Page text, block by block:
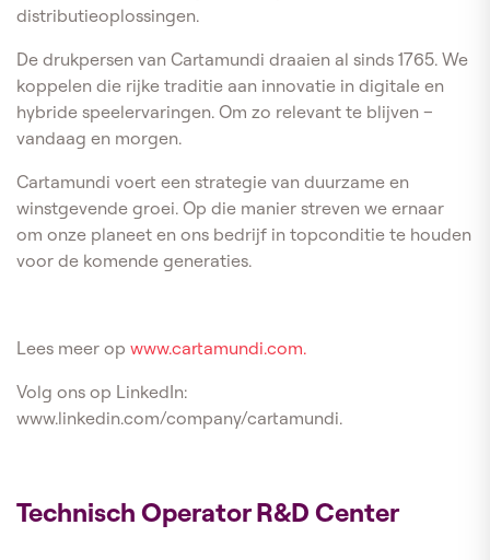
distributieoplossingen.
De drukpersen van Cartamundi draaien al sinds 1765. We
koppelen die rijke traditie aan innovatie in digitale en
hybride speelervaringen. Om zo relevant te blijven –
vandaag en morgen.
Cartamundi voert een strategie van duurzame en
winstgevende groei. Op die manier streven we ernaar
om onze planeet en ons bedrijf in topconditie te houden
voor de komende generaties.
Lees meer op www.cartamundi.com.
Volg ons op LinkedIn:
www.linkedin.com/company/cartamundi.
Technisch Operator R&D Center